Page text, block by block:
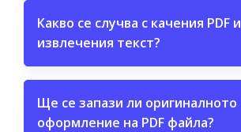
Какво се случва с качения PDF и
извлечения текст?
Ще се запази ли оригиналното
оформление на PDF файла?